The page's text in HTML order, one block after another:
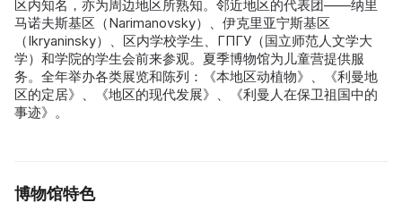
区内知名，亦为周边地区所熟知。邻近地区的代表团——纳里
马诺夫斯基区（Narimanovsky）、伊克里亚宁斯基区
（Ikryaninsky）、区内学校学生、ГПГУ（国立师范人文学大
学）和学院的学生会前来参观。夏季博物馆为儿童营提供服
务。全年举办各类展览和陈列：《本地区动植物》、《利曼地
区的定居》、《地区的现代发展》、《利曼人在保卫祖国中的
事迹》。
博物馆特色